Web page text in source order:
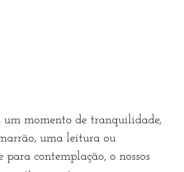
um momento de tranquilidade,
uma leitura ou
para contemplação, o nossos